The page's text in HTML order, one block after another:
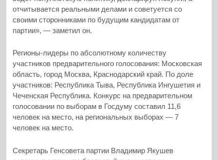
отчитывается реальными делами и советуется со
своими сторонниками по будущим кандидатам от
партии», — заметил он.
Регионы-лидеры по абсолютному количеству
участников предварительного голосования: Московская
область, город Москва, Краснодарский край. По доле
участников: Республика Тыва, Республика Ингушетия и
Чеченская Республика. Конкурс на предварительном
голосовании по выборам в Госдуму составил 11,6
человек на место, на региональных выборах — 7
человек на место.
Секретарь Генсовета партии Владимир Якушев